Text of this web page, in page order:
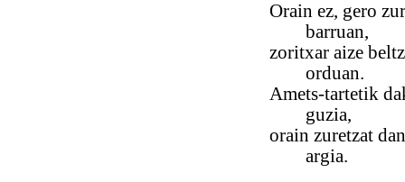
Orain ez, gero
barruan,
zoritxar aize
orduan.
Amets-tartetik
guzia,
orain zuretzat
argia.